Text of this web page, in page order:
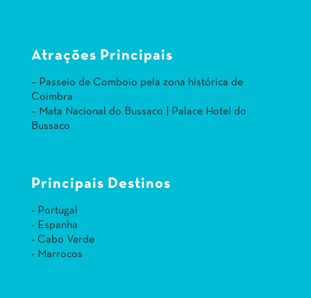
Atrações Principais
– Passeio de Comboio pela zona histórica de
Coimbra
– Mata Nacional do Bussaco | Palace Hotel do
Bussaco
Principais Destinos
- Portugal
- Espanha
- Cabo Verde
- Marrocos